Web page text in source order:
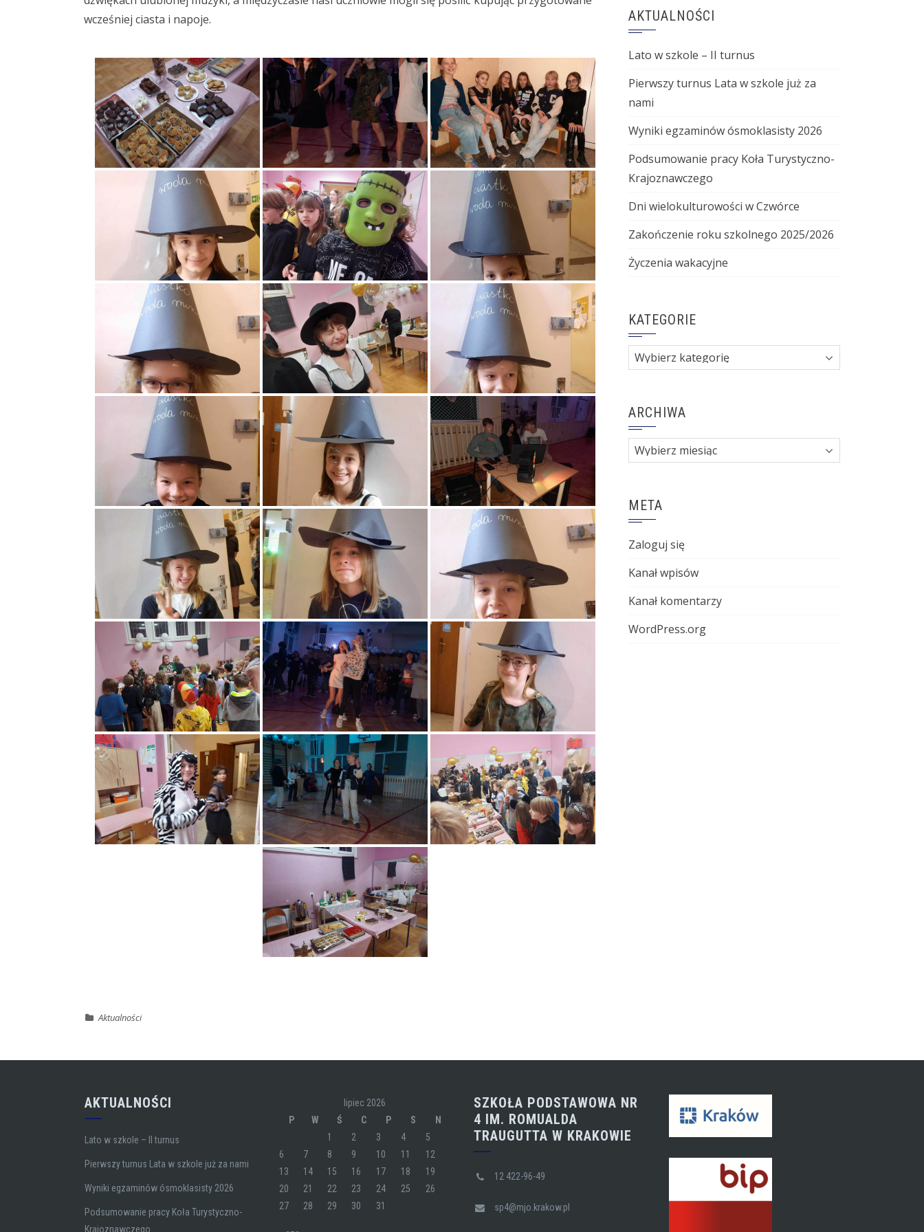
wcześniej ciasta i napoje.
Aktualności
AKTUALNOŚCI
Lato w szkole – II turnus
Pierwszy turnus Lata w szkole już za
nami
Wyniki egzaminów ósmoklasisty 2026
Podsumowanie pracy Koła Turystyczno-
Krajoznawczego
Dni wielokulturowości w Czwórce
Zakończenie roku szkolnego 2025/2026
Życzenia wakacyjne
KATEGORIE
Kategorie
ARCHIWA
Archiwa
META
Zaloguj się
Kanał wpisów
Kanał komentarzy
WordPress.org
AKTUALNOŚCI
Lato w szkole – II turnus
Pierwszy turnus Lata w szkole już za nami
Wyniki egzaminów ósmoklasisty 2026
Podsumowanie pracy Koła Turystyczno-
Krajoznawczego
lipiec 2026
P
W Ś C P S
N
1
2 3 4
5
6
7 8 9 10 11
12
13
14 15 16 17 18
19
20
21 22 23 24 25
26
27
28 29 30 31
SZKOŁA PODSTAWOWA NR
4 IM. ROMUALDA
TRAUGUTTA W KRAKOWIE
12 422-96-49
sp4@mjo.krakow.pl